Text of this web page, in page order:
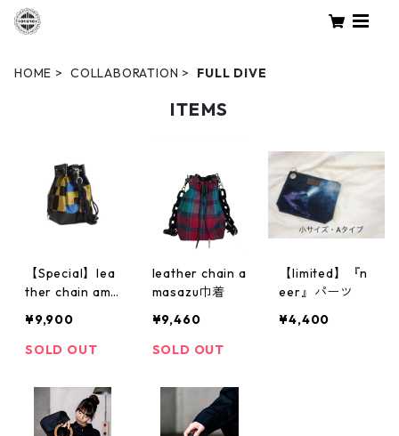
HOME COLLABORATION FULL DIVE
ITEMS
【Special】lea
ther chain ama
¥9,900
SOLD OUT
leather chain a
masazu巾着
¥9,460
SOLD OUT
【limited】『n
eer』パーツ
¥4,400